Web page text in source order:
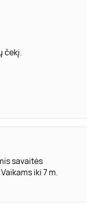
čekį.
savaitės
iki 7 m.